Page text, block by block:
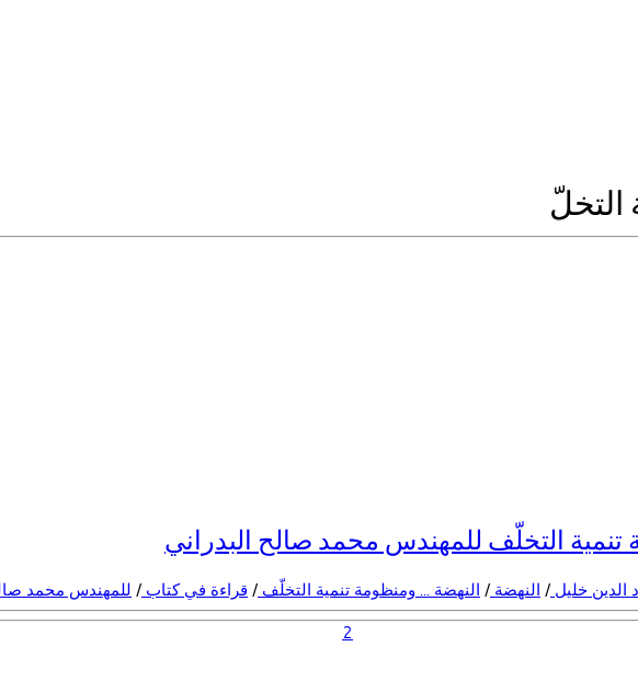
التخلّ
2
التخلّف للمهندس محمد صالح البدراني
الدين خليل / النهضة / النهضة ... ومنظومة تنمية التخلّف / قراءة في كتاب / للمهندس محمد